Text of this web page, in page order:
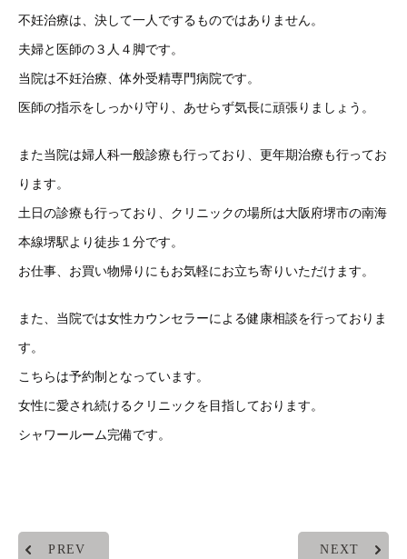
不妊治療は、決して一人でするものではありません。
夫婦と医師の３人４脚です。
当院は不妊治療、体外受精専門病院です。
医師の指示をしっかり守り、あせらず気長に頑張りましょう。
また当院は婦人科一般診療も行っており、更年期治療も行ってお
ります。
土日の診療も行っており、クリニックの場所は大阪府堺市の南海
本線堺駅より徒歩１分です。
お仕事、お買い物帰りにもお気軽にお立ち寄りいただけます。
また、当院では女性カウンセラーによる健康相談を行っておりま
す。
こちらは予約制となっています。
女性に愛され続けるクリニックを目指しております。
シャワールーム完備です。
PREV NEXT